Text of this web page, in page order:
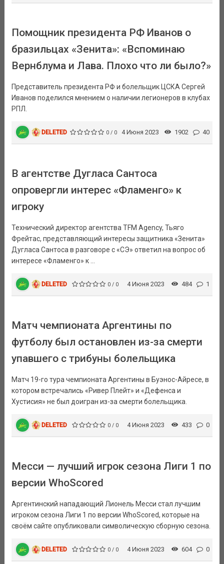
Помощник президента РФ Иванов о
бразильцах «Зенита»: «Вспоминаю
Вернблума и Лава. Плохо что ли было?»
Представитель президента РФ и болельщик ЦСКА Сергей
Иванов поделился мнением о наличии легионеров в клубах
РПЛ.
DELETED 0 / 0 4 Июня 2023 1902 40
В агентстве Дугласа Сантоса
опровергли интерес «Фламенго» к
игроку
Технический директор агентства TFM Agency, Тьяго
Фрейтас, представляющий интересы защитника «Зенита»
Дугласа Сантоса в разговоре с «СЭ» ответил на вопрос об
интересе «Фламенго» к ...
DELETED 0 / 0 4 Июня 2023 484 1
Матч чемпионата Аргентины по
футболу был остановлен из-за смерти
упавшего с трибуны болельщика
Матч 19-го тура чемпионата Аргентины в Буэнос-Айресе, в
котором встречались «Ривер Плейт» и «Дефенса и
Хустисия» не был доигран из-за смерти болельщика.
DELETED 0 / 0 4 Июня 2023 433 0
Месси — лучший игрок сезона Лиги 1 по
версии WhoScored
Аргентинский нападающий Лионель Месси стал лучшим
игроком сезона Лиги 1 по версии WhoScored, которые на
своём сайте опубликовали символическую сборную сезона.
DELETED 0 / 0 4 Июня 2023 604 0